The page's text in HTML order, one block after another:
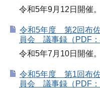
令和5年9月12日開催。
令和5年度 第2回布
員会 議事録（PDF：
令和5年7月10日開催。
令和5年度 第1回布
員会 議事録（PDF：